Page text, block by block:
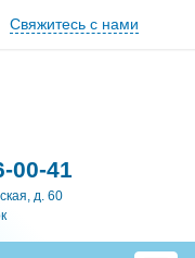
Свяжитесь с нами
00-41
д. 60